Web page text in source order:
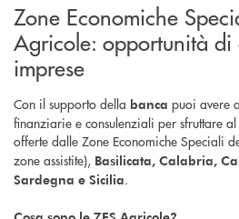
Zone Economiche
Agricole: opportunità di
imprese
Con il supporto della banca puoi avere
finanziarie e consulenziali per sfruttare
offerte dalle Zone Economiche Speciali
zone assistite), Basilicata, Calabria,
Sardegna e Sicilia.